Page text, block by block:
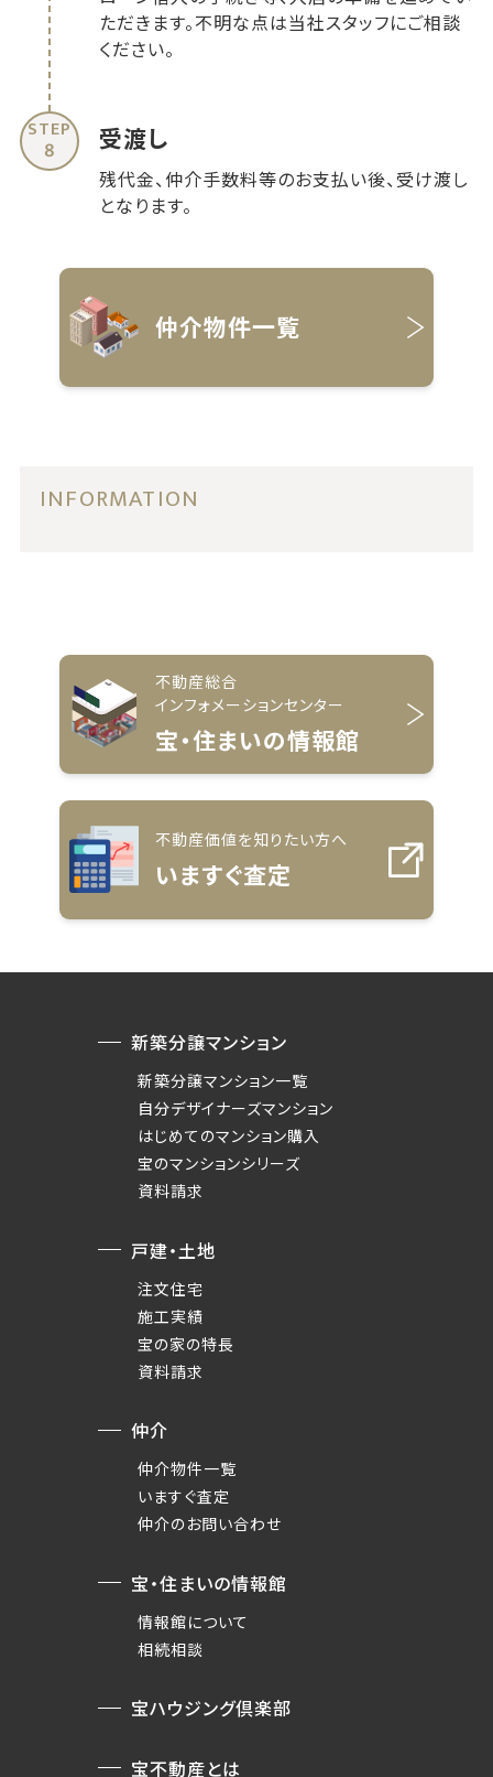
ただきます。不明な点は当社スタッフにご相談
ください。
8 受渡し
残代金、仲介手数料等のお支払い後、受け渡し
となります。
仲介物件一覧
INFORMATION
不動産総合
インフォメーションセンター
宝・住まいの情報館
不動産価値を知りたい方へ
いますぐ査定
新築分譲マンション
新築分譲マンション一覧
自分デザイナーズマンション
はじめてのマンション購入
宝のマンションシリーズ
資料請求
戸建・土地
注文住宅
施工実績
宝の家の特長
資料請求
仲介
仲介物件一覧
いますぐ査定
仲介のお問い合わせ
宝・住まいの情報館
情報館について
相続相談
宝ハウジング倶楽部
宝不動産とは